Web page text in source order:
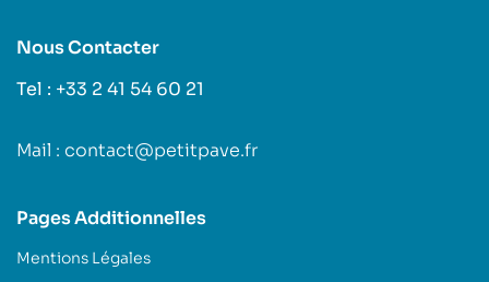
Nous Contacter
Tel : +33 2 41 54 60 21
Mail : contact@petitpave.fr
Pages Additionnelles
Mentions Légales